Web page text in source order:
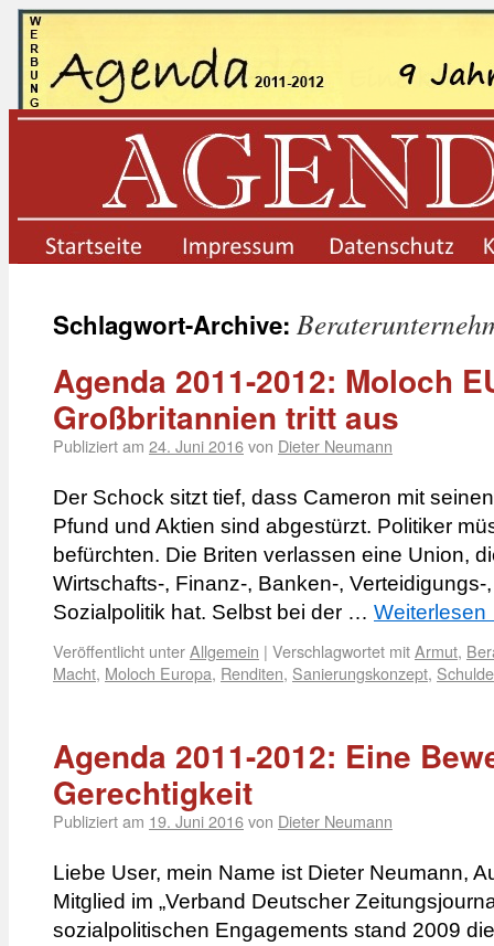
Schlagwort-Archive:
Agenda 2011-2012: Moloch
Großbritannien tritt aus
Publiziert am 24. Juni 2016von Dieter Neumann
Der Schock sitzt tief, dass Cameron mit
Pfund und Aktien sind abgestürzt. Politiker
befürchten. Die Briten verlassen eine Union,
Wirtschafts-, Finanz-, Banken-,
Sozialpolitik hat. Selbst bei der … Weiterlesen
Veröffentlicht unterAllgemein | Verschlagwortet mitArmut,
Macht, Moloch Europa, Renditen, Sanierungskonzept,
Agenda 2011-2012: Eine
Gerechtigkeit
Publiziert am 19. Juni 2016von Dieter Neumann
Liebe User, mein Name ist Dieter Neumann,
Mitglied im „Verband Deutscher
sozialpolitischen Engagements stand 2009